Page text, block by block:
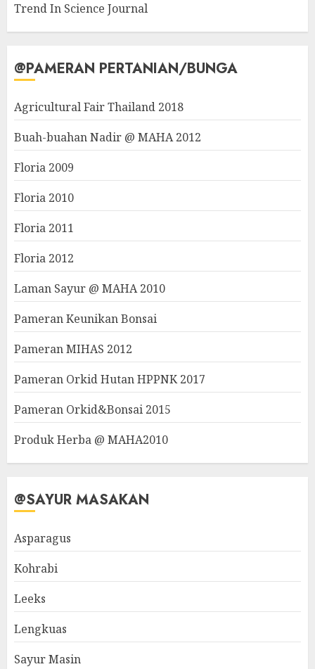
Trend In Science Journal
@PAMERAN PERTANIAN/BUNGA
Agricultural Fair Thailand 2018
Buah-buahan Nadir @ MAHA 2012
Floria 2009
Floria 2010
Floria 2011
Floria 2012
Laman Sayur @ MAHA 2010
Pameran Keunikan Bonsai
Pameran MIHAS 2012
Pameran Orkid Hutan HPPNK 2017
Pameran Orkid&Bonsai 2015
Produk Herba @ MAHA2010
@SAYUR MASAKAN
Asparagus
Kohrabi
Leeks
Lengkuas
Sayur Masin